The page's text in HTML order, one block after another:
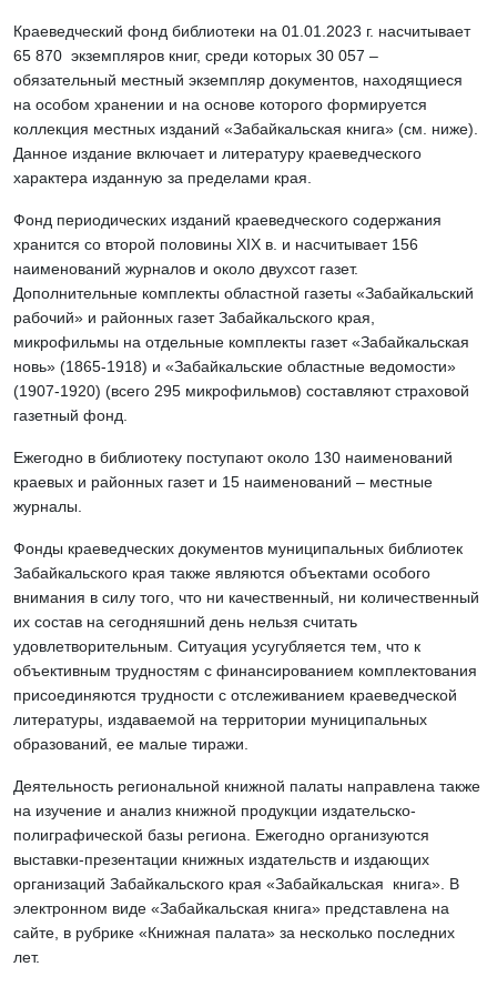
Краеведческий фонд библиотеки на 01.01.2023 г. насчитывает
65 870 экземпляров книг, среди которых 30 057 –
обязательный местный экземпляр документов, находящиеся
на особом хранении и на основе которого формируется
коллекция местных изданий «Забайкальская книга» (см. ниже).
Данное издание включает и литературу краеведческого
характера изданную за пределами края.
Фонд периодических изданий краеведческого содержания
хранится со второй половины XIX в. и насчитывает 156
наименований журналов и около двухсот газет.
Дополнительные комплекты областной газеты «Забайкальский
рабочий» и районных газет Забайкальского края,
микрофильмы на отдельные комплекты газет «Забайкальская
новь» (1865-1918) и «Забайкальские областные ведомости»
(1907-1920) (всего 295 микрофильмов) составляют страховой
газетный фонд.
Ежегодно в библиотеку поступают около 130 наименований
краевых и районных газет и 15 наименований – местные
журналы.
Фонды краеведческих документов муниципальных библиотек
Забайкальского края также являются объектами особого
внимания в силу того, что ни качественный, ни количественный
их состав на сегодняшний день нельзя считать
удовлетворительным. Ситуация усугубляется тем, что к
объективным трудностям с финансированием комплектования
присоединяются трудности с отслеживанием краеведческой
литературы, издаваемой на территории муниципальных
образований, ее малые тиражи.
Деятельность региональной книжной палаты направлена также
на изучение и анализ книжной продукции издательско-
полиграфической базы региона. Ежегодно организуются
выставки-презентации книжных издательств и издающих
организаций Забайкальского края «Забайкальская книга». В
электронном виде «Забайкальская книга» представлена на
сайте, в рубрике «Книжная палата» за несколько последних
лет.